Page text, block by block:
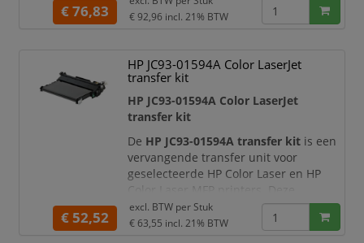
en kleurvlakken scherp en gelijkmatig
worden afgedrukt. Dit maakt de unit
kantoorprintwerk, rapporten,
presentaties, offertes, facturen en
€ 76,83
€ 92,96 incl. 21% BTW
HP JC93-01594A Color LaserJet
transfer kit
HP JC93-01594A Color LaserJet
transfer kit
De HP JC93-01594A transfer kit is een
vervangende transfer unit voor
geselecteerde HP Color Laser en HP
Color Laser MFP printers. Deze
onderhoudsunit speelt een belangrijke
rol in het laserprintproces: de transfer
€ 52,52
excl. BTW per Stuk
€ 63,55 incl. 21% BTW